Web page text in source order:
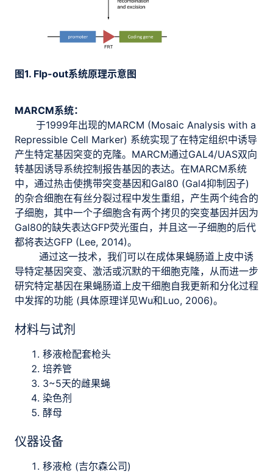
图1. Flp-out系统原理示意图
MARCM系统：
于1999年出现的MARCM (Mosaic Analysis with a
Repressible Cell Marker) 系统实现了在特定组织中诱导
产生特定基因突变的克隆。MARCM通过GAL4/UAS双向
转基因诱导系统控制报告基因的表达。在MARCM系统
中，通过热击使携带突变基因和Gal80 (Gal4抑制因子)
的杂合细胞在有丝分裂过程中发生重组，产生两个纯合的
子细胞，其中一个子细胞含有两个拷贝的突变基因并因为
Gal80的缺失表达GFP荧光蛋白，并且这一子细胞的后代
都将表达GFP (Lee, 2014)。
通过这一技术，我们可以在成体果蝇肠道上皮中诱
导特定基因突变、激活或沉默的干细胞克隆，从而进一步
研究特定基因在果蝇肠道上皮干细胞自我更新和分化过程
中发挥的功能 (具体原理详见Wu和Luo, 2006)。
材料与试剂
移液枪配套枪头
培养管
3~5天的雌果蝇
染色剂
酵母
仪器设备
移液枪 (吉尔森公司)